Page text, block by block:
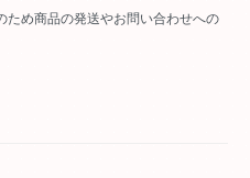
ため商品の発送やお問い合わせへの